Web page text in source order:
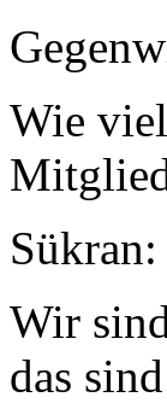
Wie
Sükran:
Wir
das